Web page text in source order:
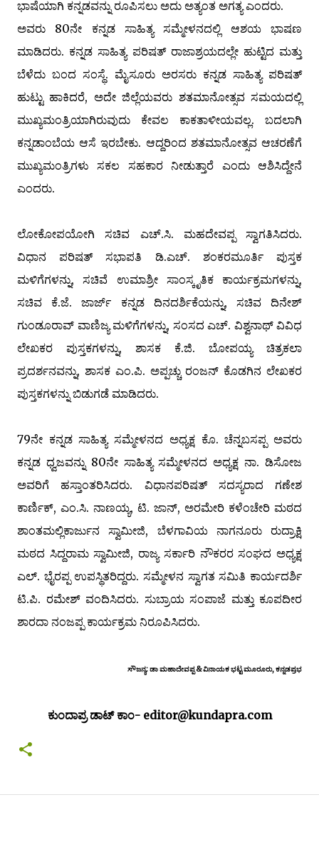
ಭಾಷೆಯಾಗಿ ಕನ್ನಡವನ್ನು ರೂಪಿಸಲು ಅದು ಅತ್ಯಂತ ಅಗತ್ಯ ಎಂದರು.
ಅವರು 80ನೇ ಕನ್ನಡ ಸಾಹಿತ್ಯ ಸಮ್ಮೇಳನದಲ್ಲಿ ಆಶಯ ಭಾಷಣ
ಮಾಡಿದರು. ಕನ್ನಡ ಸಾಹಿತ್ಯ ಪರಿಷತ್ ರಾಜಾಶ್ರಯದಲ್ಲೇ ಹುಟ್ಟಿದ ಮತ್ತು
ಬೆಳೆದು ಬಂದ ಸಂಸ್ಥೆ. ಮೈಸೂರು ಅರಸರು ಕನ್ನಡ ಸಾಹಿತ್ಯ ಪರಿಷತ್
ಹುಟ್ಟು ಹಾಕಿದರೆ, ಅದೇ ಜಿಲ್ಲೆಯವರು ಶತಮಾನೋತ್ಸವ ಸಮಯದಲ್ಲಿ
ಮುಖ್ಯಮಂತ್ರಿಯಾಗಿರುವುದು ಕೇವಲ ಕಾಕತಾಳೀಯವಲ್ಲ. ಬದಲಾಗಿ
ಕನ್ನಡಾಂಬೆಯ ಆಸೆ ಇರಬೇಕು. ಆದ್ದರಿಂದ ಶತಮಾನೋತ್ಸವ ಆಚರಣೆಗೆ
ಮುಖ್ಯಮಂತ್ರಿಗಳು ಸಕಲ ಸಹಕಾರ ನೀಡುತ್ತಾರೆ ಎಂದು ಆಶಿಸಿದ್ದೇನೆ
ಎಂದರು.
ಲೋಕೋಪಯೋಗಿ ಸಚಿವ ಎಚ್.ಸಿ. ಮಹದೇವಪ್ಪ ಸ್ವಾಗತಿಸಿದರು.
ವಿಧಾನ ಪರಿಷತ್ ಸಭಾಪತಿ ಡಿ.ಎಚ್. ಶಂಕರಮೂರ್ತಿ ಪುಸ್ತಕ
ಮಳಿಗೆಗಳನ್ನು, ಸಚಿವೆ ಉಮಾಶ್ರೀ ಸಾಂಸ್ಕೃತಿಕ ಕಾರ್ಯಕ್ರಮಗಳನ್ನು,
ಸಚಿವ ಕೆ.ಜೆ. ಜಾರ್ಜ್ ಕನ್ನಡ ದಿನದರ್ಶಿಕೆಯನ್ನು, ಸಚಿವ ದಿನೇಶ್
ಗುಂಡೂರಾವ್ ವಾಣಿಜ್ಯ ಮಳಿಗೆಗಳನ್ನು, ಸಂಸದ ಎಚ್. ವಿಶ್ವನಾಥ್ ವಿವಿಧ
ಲೇಖಕರ ಪುಸ್ತಕಗಳನ್ನು, ಶಾಸಕ ಕೆ.ಜಿ. ಬೋಪಯ್ಯ ಚಿತ್ರಕಲಾ
ಪ್ರದರ್ಶನವನ್ನು, ಶಾಸಕ ಎಂ.ಪಿ. ಅಪ್ಪಚ್ಚು ರಂಜನ್ ಕೊಡಗಿನ ಲೇಖಕರ
ಪುಸ್ತಕಗಳನ್ನು ಬಿಡುಗಡೆ ಮಾಡಿದರು.
79ನೇ ಕನ್ನಡ ಸಾಹಿತ್ಯ ಸಮ್ಮೇಳನದ ಅಧ್ಯಕ್ಷ ಕೊ. ಚೆನ್ನಬಸಪ್ಪ ಅವರು
ಕನ್ನಡ ಧ್ವಜವನ್ನು 80ನೇ ಸಾಹಿತ್ಯ ಸಮ್ಮೇಳನದ ಅಧ್ಯಕ್ಷ ನಾ. ಡಿಸೋಜ
ಅವರಿಗೆ ಹಸ್ತಾಂತರಿಸಿದರು. ವಿಧಾನಪರಿಷತ್ ಸದಸ್ಯರಾದ ಗಣೇಶ
ಕಾರ್ಣಿಕ್, ಎಂ.ಸಿ. ನಾಣಯ್ಯ, ಟಿ. ಜಾನ್, ಅರಮೇರಿ ಕಳೆಂಚೇರಿ ಮಠದ
ಶಾಂತಮಲ್ಲಿಕಾರ್ಜುನ ಸ್ವಾಮೀಜಿ, ಬೆಳಗಾವಿಯ ನಾಗನೂರು ರುದ್ರಾಕ್ಷಿ
ಮಠದ ಸಿದ್ದರಾಮ ಸ್ವಾಮೀಜಿ, ರಾಜ್ಯ ಸರ್ಕಾರಿ ನೌಕರರ ಸಂಘದ ಅಧ್ಯಕ್ಷ
ಎಲ್. ಭೈರಪ್ಪ ಉಪಸ್ಥಿತರಿದ್ದರು. ಸಮ್ಮೇಳನ ಸ್ವಾಗತ ಸಮಿತಿ ಕಾರ್ಯದರ್ಶಿ
ಟಿ.ಪಿ. ರಮೇಶ್ ವಂದಿಸಿದರು. ಸುಬ್ರಾಯ ಸಂಪಾಜೆ ಮತ್ತು ಕೂಪದೀರ
ಶಾರದಾ ನಂಜಪ್ಪ ಕಾರ್ಯಕ್ರಮ ನಿರೂಪಿಸಿದರು.
ಸೌಜನ್ಯ: ಡಾ ಮಹಾದೇವಪ್ಪ & ವಿನಾಯಕ ಭಟ್ಟ ಮೂರೂರು, ಕನ್ನಡಪ್ರಭ
ಕುಂದಾಪ್ರ ಡಾಟ್ ಕಾಂ- editor@kundapra.com